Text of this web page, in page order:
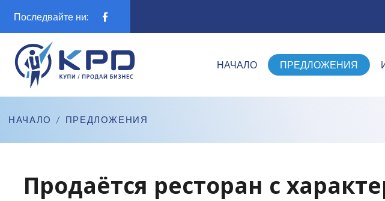
Последвайте ни:
НАЧАЛО ПРЕДЛОЖЕНИЯ
НАЧАЛО / ПРЕДЛОЖЕНИЯ
Продаётся ресторан с